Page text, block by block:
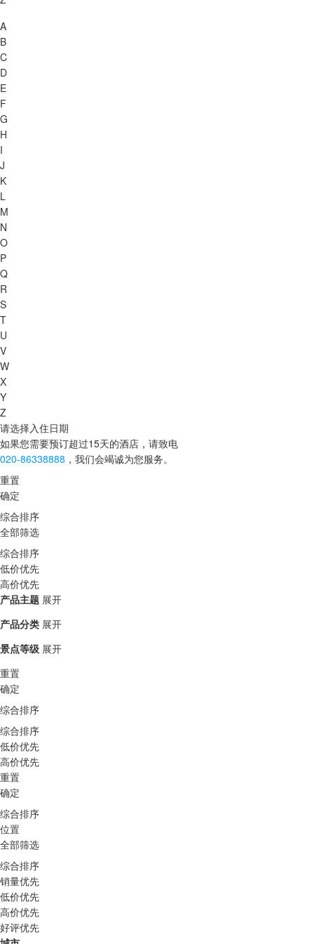
A
B
C
D
E
F
G
H
I
J
K
L
M
N
O
P
Q
R
S
T
U
V
W
X
Y
Z
请选择入住日期
如果您需要预订超过15天的酒店，请致电
020-86338888 ，我们会竭诚为您服务。
重置
确定
综合排序
全部筛选
综合排序
低价优先
高价优先
产品主题 展开
产品分类 展开
景点等级 展开
重置
确定
综合排序
综合排序
低价优先
高价优先
重置
确定
综合排序
位置
全部筛选
综合排序
销量优先
低价优先
高价优先
好评优先